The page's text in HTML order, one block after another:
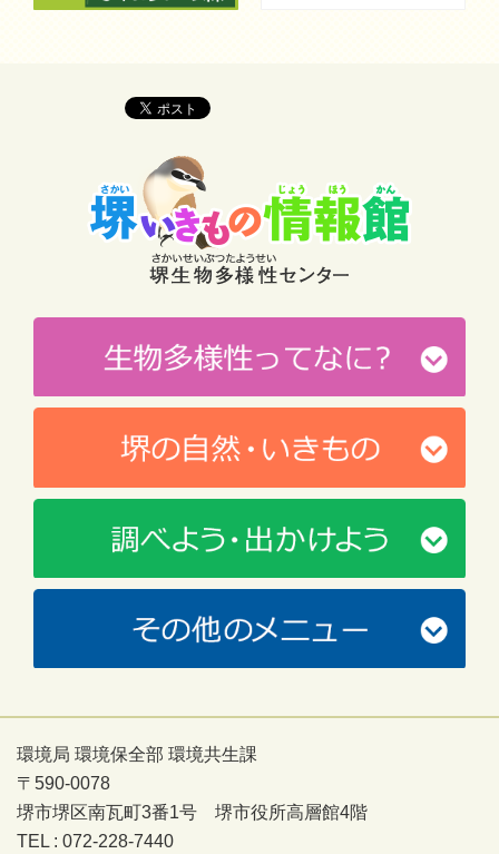
環境局 環境保全部 環境共生課
〒590-0078
堺市堺区南瓦町3番1号 堺市役所高層館4階
TEL : 072-228-7440